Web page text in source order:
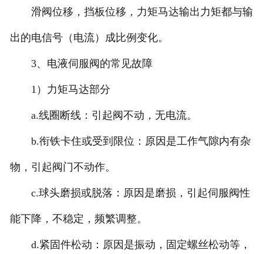
滑阀位移，挡板位移，力矩马达输出力矩都与输
出的电信号（电流）成比例变化。
3、电液伺服阀的常见故障
1）力矩马达部分
a.线圈断线：引起阀不动，无电流。
b.衔铁卡住或受到限位：原因是工作气隙内有杂
物，引起阀门不动作。
c.球头磨损或脱落：原因是磨损，引起伺服阀性
能下降，不稳定，频繁调整。
d.紧固件松动：原因是振动，固定螺丝松动等，